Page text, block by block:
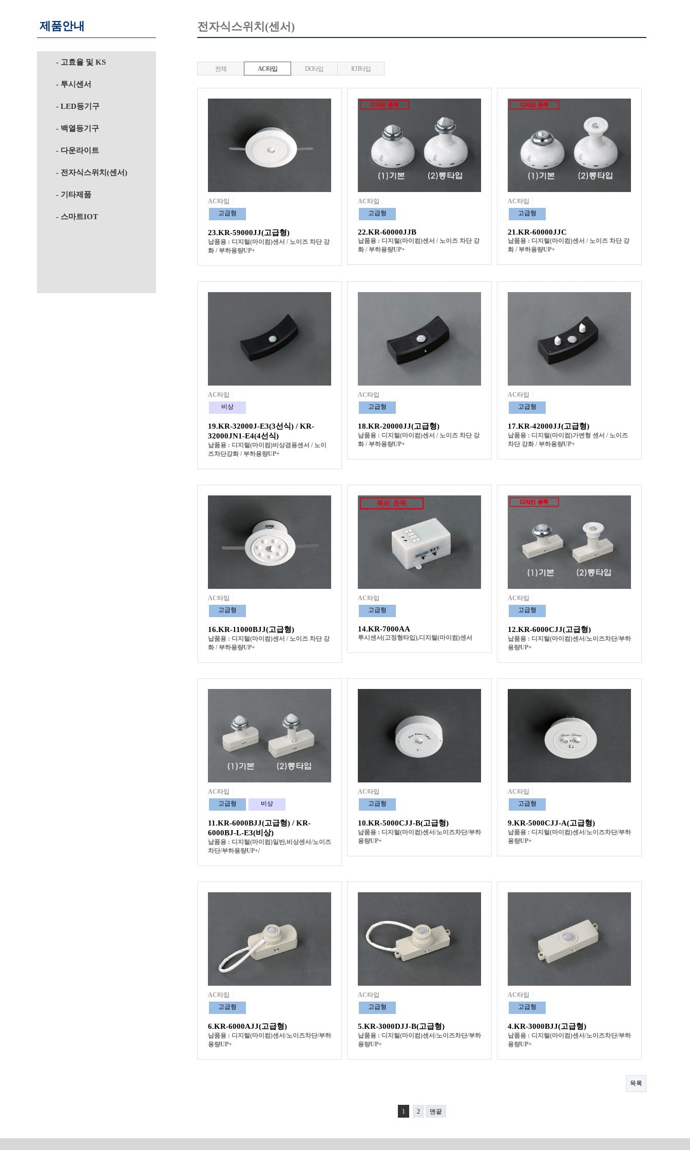
제품안내
- 고효율 및 KS
- 투시센서
- LED등기구
- 백열등기구
- 다운라이트
- 전자식스위치(센서)
- 기타제품
- 스마트IOT
전자식스위치(센서)
전체 AC타입 DC타입 IOT타입
AC타입
고급형
23.KR-59000JJ(고급형)
납품용 : 디지털(마이컴)센서 / 노이즈 차단 강
화 / 부하용량UP+
AC타입
고급형
22.KR-60000JJB
납품용 : 디지털(마이컴)센서 / 노이즈 차단 강
화 / 부하용량UP+
AC타입
고급형
21.KR-60000JJC
납품용 : 디지털(마이컴)센서 / 노이즈 차단 강
화 / 부하용량UP+
AC타입
비상
19.KR-32000J-E3(3선식) / KR-
32000JN1-E4(4선식)
납품용 : 디지털(마이컴)비상겸용센서 / 노이
즈차단강화 / 부하용량UP+
AC타입
고급형
18.KR-20000JJ(고급형)
납품용 : 디지털(마이컴)센서 / 노이즈 차단 강
화 / 부하용량UP+
AC타입
고급형
17.KR-42000JJ(고급형)
납품용 : 디지털(마이컴)가변형 센서 / 노이즈
차단 강화 / 부하용량UP+
AC타입
고급형
16.KR-11000BJJ(고급형)
납품용 : 디지털(마이컴)센서 / 노이즈 차단 강
화 / 부하용량UP+
AC타입
고급형
14.KR-7000AA
투시센서(고정형타입),디지털(마이컴)센서
AC타입
고급형
12.KR-6000CJJ(고급형)
납품용 : 디지털(마이컴)센서/노이즈차단/부하
용량UP+
AC타입
고급형
비상
11.KR-6000BJJ(고급형) / KR-
6000BJ-L-E3(비상)
납품용 : 디지털(마이컴)일반,비상센서/노이즈
차단/부하용량UP+/
AC타입
고급형
10.KR-5000CJJ-B(고급형)
납품용 : 디지털(마이컴)센서/노이즈차단/부하
용량UP+
AC타입
고급형
9.KR-5000CJJ-A(고급형)
납품용 : 디지털(마이컴)센서/노이즈차단/부하
용량UP+
AC타입
고급형
6.KR-6000AJJ(고급형)
납품용 : 디지털(마이컴)센서/노이즈차단/부하
용량UP+
AC타입
고급형
5.KR-3000DJJ-B(고급형)
납품용 : 디지털(마이컴)센서/노이즈차단/부하
용량UP+
AC타입
고급형
4.KR-3000BJJ(고급형)
납품용 : 디지털(마이컴)센서/노이즈차단/부하
용량UP+
목록
1 2 맨끝